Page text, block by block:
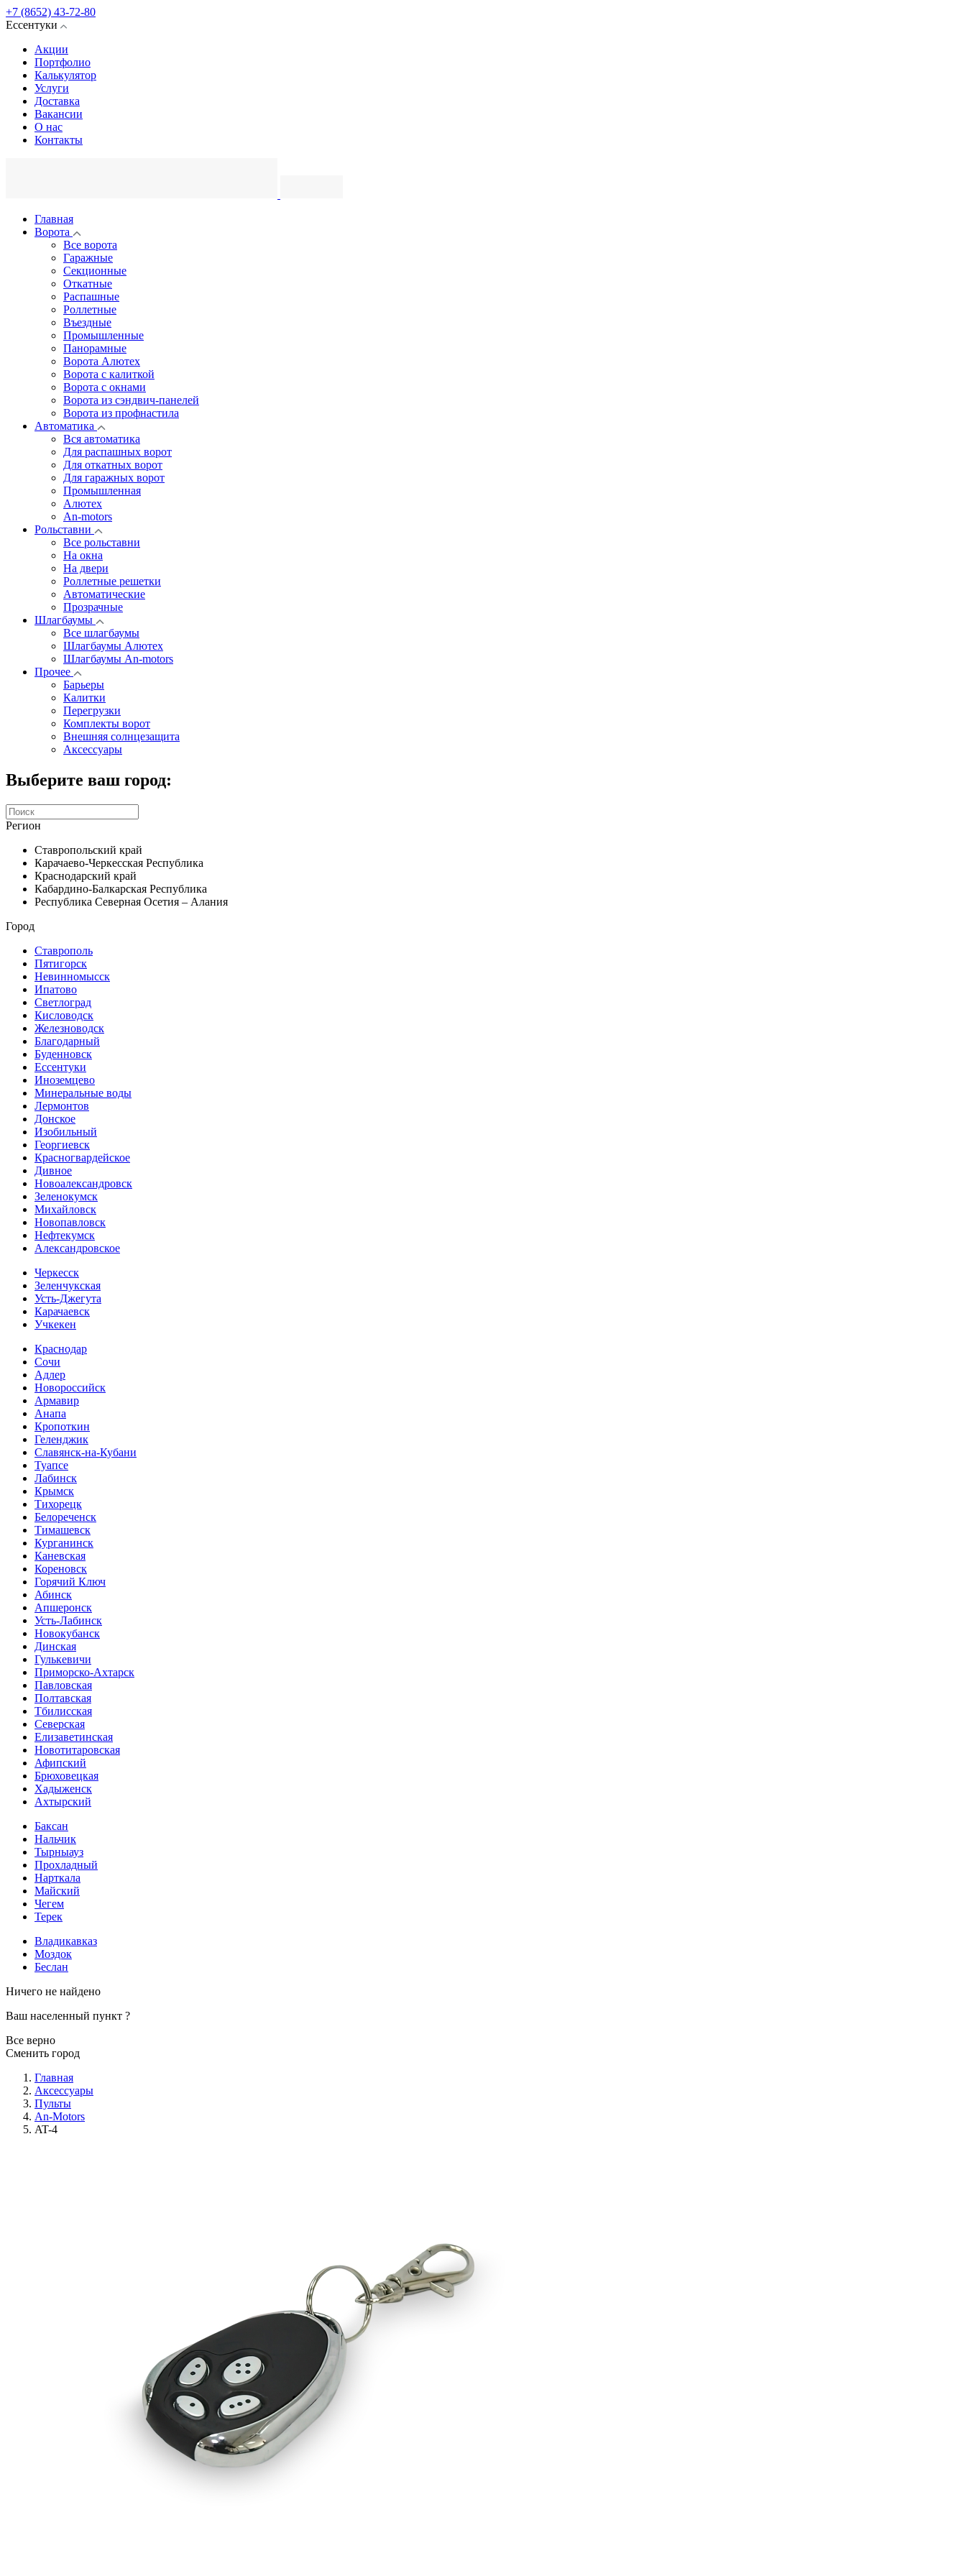
+7 (8652) 43-72-80
Ессентуки
Акции
Портфолио
Калькулятор
Услуги
Доставка
Вакансии
О нас
Контакты
Главная
Ворота
Все ворота
Гаражные
Секционные
Откатные
Распашные
Роллетные
Въездные
Промышленные
Панорамные
Ворота Алютех
Ворота с калиткой
Ворота c окнами
Ворота из сэндвич-панелей
Ворота из профнастила
Автоматика
Вся автоматика
Для распашных ворот
Для откатных ворот
Для гаражных ворот
Промышленная
Алютех
An-motors
Рольставни
Все рольставни
На окна
На двери
Роллетные решетки
Автоматические
Прозрачные
Шлагбаумы
Все шлагбаумы
Шлагбаумы Алютех
Шлагбаумы An-motors
Прочее
Барьеры
Калитки
Перегрузки
Комплекты ворот
Внешняя солнцезащита
Аксессуары
Выберите ваш город:
Регион
Ставропольский край
Карачаево-Черкесская Республика
Краснодарский край
Кабардино-Балкарская Республика
Республика Северная Осетия – Алания
Город
Ставрополь
Пятигорск
Невинномысск
Ипатово
Светлоград
Кисловодск
Железноводск
Благодарный
Буденновск
Ессентуки
Иноземцево
Минеральные воды
Лермонтов
Донское
Изобильный
Георгиевск
Красногвардейское
Дивное
Новоалександровск
Зеленокумск
Михайловск
Новопавловск
Нефтекумск
Александровское
Черкесск
Зеленчукская
Усть-Джегута
Карачаевск
Учкекен
Краснодар
Сочи
Адлер
Новороссийск
Армавир
Анапа
Кропоткин
Геленджик
Славянск-на-Кубани
Туапсе
Лабинск
Крымск
Тихорецк
Белореченск
Тимашевск
Курганинск
Каневская
Кореновск
Горячий Ключ
Абинск
Апшеронск
Усть-Лабинск
Новокубанск
Динская
Гулькевичи
Приморско-Ахтарск
Павловская
Полтавская
Тбилисская
Северская
Елизаветинская
Новотитаровская
Афипский
Брюховецкая
Хадыженск
Ахтырский
Баксан
Нальчик
Тырныауз
Прохладный
Нарткала
Майский
Чегем
Терек
Владикавказ
Моздок
Беслан
Ничего не найдено
Ваш населенный пункт ?
Все верно
Сменить город
Главная
Аксессуары
Пульты
An-Motors
AT-4